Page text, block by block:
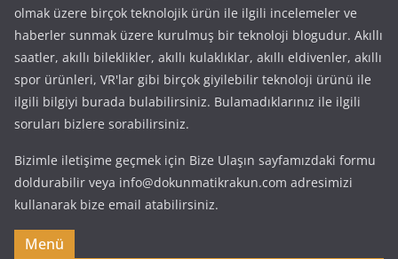
olmak üzere birçok teknolojik ürün ile ilgili incelemeler ve
haberler sunmak üzere kurulmuş bir teknoloji blogudur. Akıllı
saatler, akıllı bileklikler, akıllı kulaklıklar, akıllı eldivenler, akıllı
spor ürünleri, VR'lar gibi birçok giyilebilir teknoloji ürünü ile
ilgili bilgiyi burada bulabilirsiniz. Bulamadıklarınız ile ilgili
soruları bizlere sorabilirsiniz.
Bizimle iletişime geçmek için Bize Ulaşın sayfamızdaki formu
doldurabilir veya info@dokunmatikrakun.com adresimizi
kullanarak bize email atabilirsiniz.
Menü